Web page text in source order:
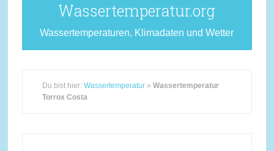
Wassertemperatur.org
Wassertemperaturen, Klimadaten und Wetter
Du bist hier: Wassertemperatur» Wassertemperatur
Torrox Costa